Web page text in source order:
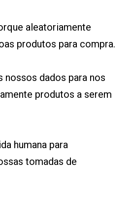
aleatoriamente
produtos para compra.
nossos dados para nos
produtos a serem
humana para
tomadas de